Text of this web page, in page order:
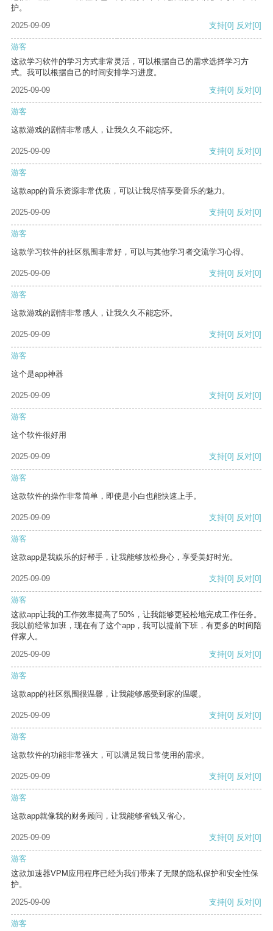
护。
2025-09-09
支持[0] 反对[0]
游客
这款学习软件的学习方式非常灵活，可以根据自己的需求选择学习方
式。我可以根据自己的时间安排学习进度。
2025-09-09
支持[0] 反对[0]
游客
这款游戏的剧情非常感人，让我久久不能忘怀。
2025-09-09 支持[0] 反对[0]
游客
这款app的音乐资源非常优质，可以让我尽情享受音乐的魅力。
2025-09-09 支持[0] 反对[0]
游客
这款学习软件的社区氛围非常好，可以与其他学习者交流学习心得。
2025-09-09 支持[0] 反对[0]
游客
这款游戏的剧情非常感人，让我久久不能忘怀。
2025-09-09 支持[0] 反对[0]
游客
这个是app神器
2025-09-09 支持[0] 反对[0]
游客
这个软件很好用
2025-09-09 支持[0] 反对[0]
游客
这款软件的操作非常简单，即使是小白也能快速上手。
2025-09-09 支持[0] 反对[0]
游客
这款app是我娱乐的好帮手，让我能够放松身心，享受美好时光。
2025-09-09 支持[0] 反对[0]
游客
这款app让我的工作效率提高了50%，让我能够更轻松地完成工作任务。
我以前经常加班，现在有了这个app，我可以提前下班，有更多的时间陪
伴家人。
2025-09-09
支持[0] 反对[0]
游客
这款app的社区氛围很温馨，让我能够感受到家的温暖。
2025-09-09 支持[0] 反对[0]
游客
这款软件的功能非常强大，可以满足我日常使用的需求。
2025-09-09 支持[0] 反对[0]
游客
这款app就像我的财务顾问，让我能够省钱又省心。
2025-09-09 支持[0] 反对[0]
游客
这款加速器VPM应用程序已经为我们带来了无限的隐私保护和安全性保
护。
2025-09-09
支持[0] 反对[0]
游客